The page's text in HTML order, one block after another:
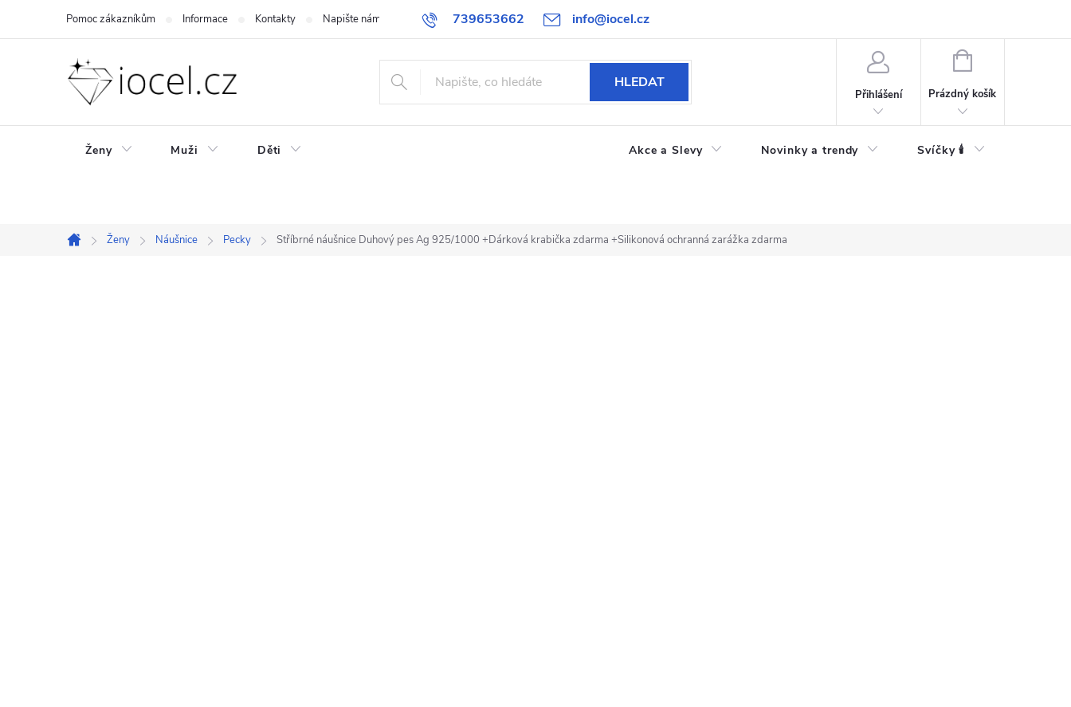
739653662 info@iocel.cz
Pomoc zákazníkům Informace Kontakty Napište nám Blog Obchodní podmínky Oblíbené Spolupráce
HLEDAT
Přihlášení
NÁKUPNÍ
Prázdný košík
Ženy Muži Děti Akce a Slevy Novinky a trendy Svíčky 🕯️
Domů
Ženy Náušnice Pecky Stříbrné náušnice Duhový pes Ag 925/1000 +Dárková krabička zdarma +Silikonová ochranná zarážka zdarma